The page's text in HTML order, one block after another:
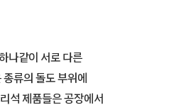
나같이 서로 다른
류의 돌도 부위에
석 제품들은 공장에서